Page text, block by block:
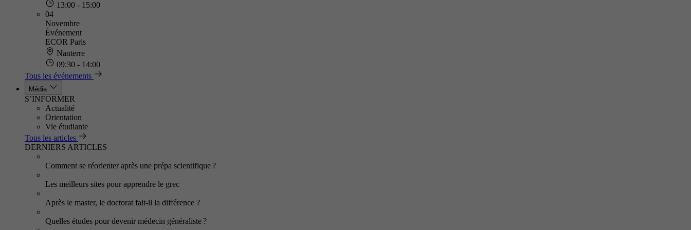
13:00 - 15:00
04
Novembre
Événement
ECOR Paris
Nanterre
09:30 - 14:00
Tous les événements
Média
S’INFORMER
Actualité
Orientation
Vie étudiante
Tous les articles
DERNIERS ARTICLES
Comment se réorienter après une prépa scientifique ?
Les meilleurs sites pour apprendre le grec
Après le master, le doctorat fait-il la différence ?
Quelles études pour devenir médecin généraliste ?